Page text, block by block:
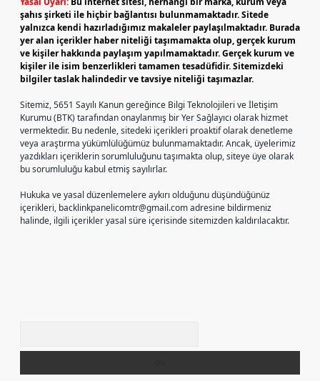
şahıs şirketi ile hiçbir bağlantısı bulunmamaktadır. Sitede
yalnızca kendi hazırladığımız makaleler paylaşılmaktadır. Burada
yer alan içerikler haber niteliği taşımamakta olup, gerçek kurum
ve kişiler hakkında paylaşım yapılmamaktadır. Gerçek kurum ve
kişiler ile isim benzerlikleri tamamen tesadüfidir. Sitemizdeki
bilgiler taslak halindedir ve tavsiye niteliği taşımazlar.
Sitemiz, 5651 Sayılı Kanun gereğince Bilgi Teknolojileri ve İletişim
Kurumu (BTK) tarafından onaylanmış bir Yer Sağlayıcı olarak hizmet
vermektedir. Bu nedenle, sitedeki içerikleri proaktif olarak denetleme
veya araştırma yükümlülüğümüz bulunmamaktadır. Ancak, üyelerimiz
yazdıkları içeriklerin sorumluluğunu taşımakta olup, siteye üye olarak
bu sorumluluğu kabul etmiş sayılırlar.
Hukuka ve yasal düzenlemelere aykırı olduğunu düşündüğünüz
içerikleri, backlinkpanelicomtr@gmail.comadresine bildirmeniz
halinde, ilgili içerikler yasal süre içerisinde sitemizden kaldırılacaktır.